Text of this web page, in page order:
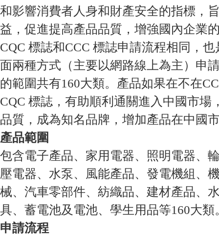
和影響消費者人身和財產安全的指標，
益，促進提高產品品質，增強國內企業
CQC 標誌和CCC 標誌申請流程相同，
面兩種方式（主要以網路線上為主）申
的範圍共有160大類。產品如果在不在
CQC 標誌，有助順利通關進入中國市場
品質，成為知名品牌，增加產品在中國
產品範圍
包含電子產品、家用電器、照明電器、
壓電器、水泵、風能產品、發電機組、
械、汽車零部件、紡織品、建材產品、
具、蓄電池及電池、學生用品等160大類
申請流程